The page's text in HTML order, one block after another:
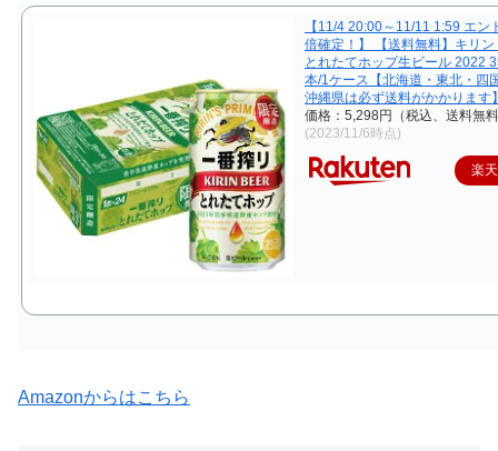
【11/4 20:00～11/11 1:59 エン
倍確定！】 【送料無料】キリン
とれたてホップ生ビール 2022
本/1ケース【北海道・東北・四
沖縄県は必ず送料がかかります
価格：5,298円（税込、送料無
(2023/11/6時点)
楽
Amazonからはこちら